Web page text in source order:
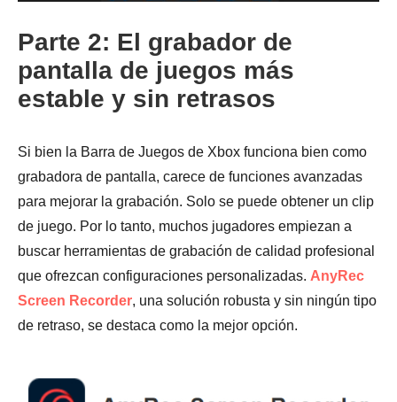
Paso 3.
Parte 2: El grabador de
pantalla de juegos más
estable y sin retrasos
Si bien la Barra de Juegos de Xbox funciona bien como
grabadora de pantalla, carece de funciones avanzadas
para mejorar la grabación. Solo se puede obtener un clip
de juego. Por lo tanto, muchos jugadores empiezan a
buscar herramientas de grabación de calidad profesional
que ofrezcan configuraciones personalizadas. AnyRec
Screen Recorder, una solución robusta y sin ningún tipo
de retraso, se destaca como la mejor opción.